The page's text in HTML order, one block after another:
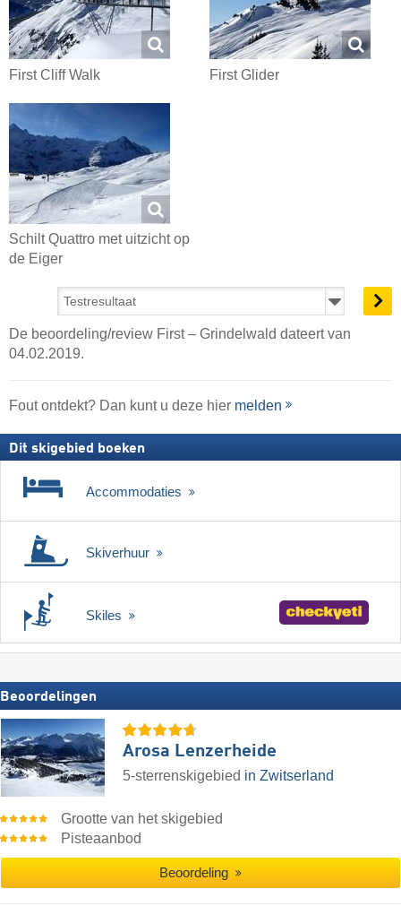
First Cliff Walk First Glider
Schilt Quattro met uitzicht op
de Eiger
De beoordeling/review First – Grindelwald dateert van
04.02.2019.
Fout ontdekt? Dan kunt u deze hier melden
Dit skigebied boeken
Accommodaties
Skiverhuur
Skiles
Beoordelingen
Arosa Lenzerheide
5-sterrenskigebied in Zwitserland
Grootte van het skigebied
Pisteaanbod
Beoordeling